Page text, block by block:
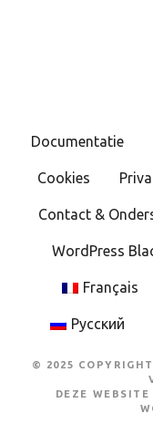
Documentatie
Cookies
Contact &
WordPress
Français
Русский
© 2025
DEZE